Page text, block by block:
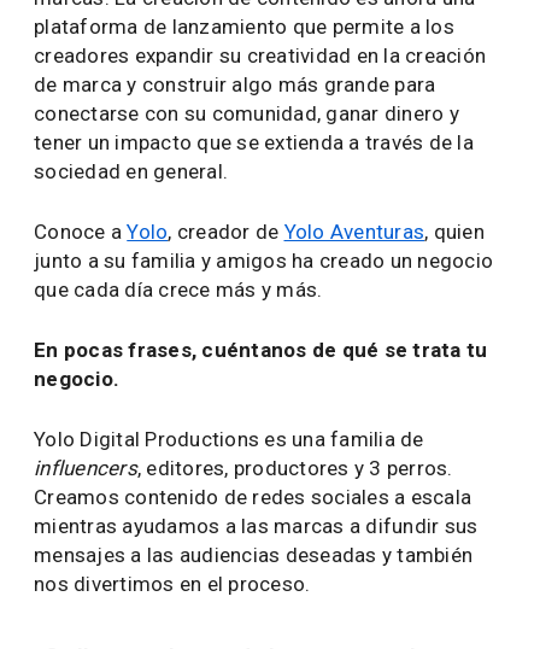
plataforma de lanzamiento que permite a los
creadores expandir su creatividad en la creación
de marca y construir algo más grande para
conectarse con su comunidad, ganar dinero y
tener un impacto que se extienda a través de la
sociedad en general.
Conoce aYolo, creador de Yolo Aventuras, quien
junto a su familia y amigos ha creado un negocio
que cada día crece más y más.
En pocas frases, cuéntanos de qué se trata tu
negocio.
Yolo Digital Productions es una familia de
influencers, editores, productores y 3 perros.
Creamos contenido de redes sociales a escala
mientras ayudamos a las marcas a difundir sus
mensajes a las audiencias deseadas y también
nos divertimos en el proceso.